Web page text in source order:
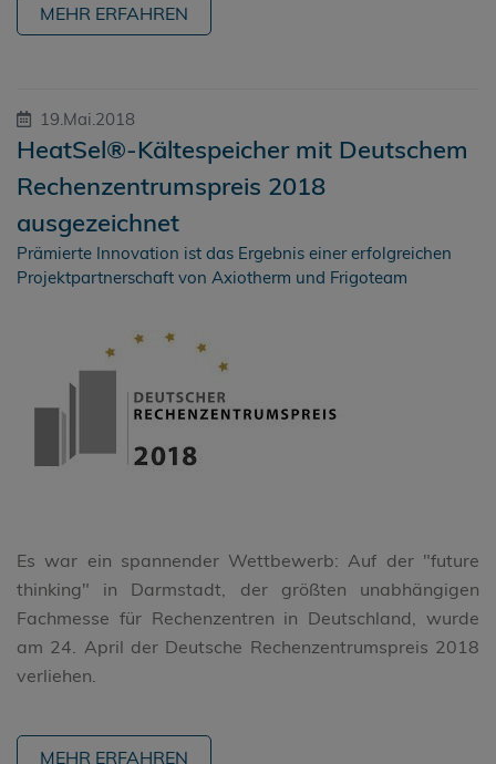
MEHR ERFAHREN
19.Mai.2018
HeatSel®-Kältespeicher mit Deutschem
Rechenzentrumspreis 2018
ausgezeichnet
Prämierte Innovation ist das Ergebnis einer erfolgreichen
Projektpartnerschaft von Axiotherm und Frigoteam
Es war ein spannender Wettbewerb: Auf der "future
thinking" in Darmstadt, der größten unabhängigen
Fachmesse für Rechenzentren in Deutschland, wurde
am 24. April der Deutsche Rechenzentrumspreis 2018
verliehen.
MEHR ERFAHREN